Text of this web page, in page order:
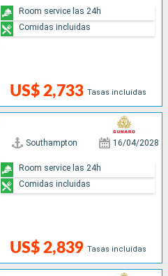
US$ 2,733 Tasas incluidas
Room service las 24h
Comidas incluidas
Southampton 16/04/2028
US$ 2,839 Tasas incluidas
Room service las 24h
Comidas incluidas